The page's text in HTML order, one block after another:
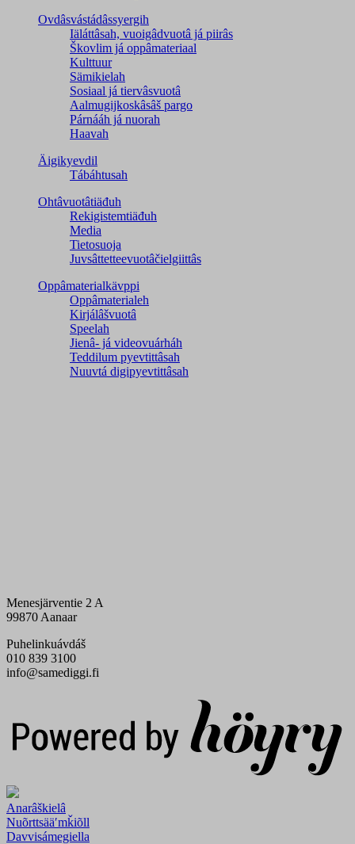
Ovdâsvástádâssyergih
Iäláttâsah, vuoigâdvuotâ já piirâs
Škovlim já oppâmateriaal
Kulttuur
Sämikielah
Sosiaal já tiervâsvuotâ
Aalmugijkoskâsâš pargo
Párnááh já nuorah
Haavah
Äigikyevdil
Tábáhtusah
Ohtâvuotâtiäđuh
Rekigistemtiäđuh
Media
Tietosuoja
Juvsâttetteevuotâčielgiittâs
Oppâmaterialkävppi
Oppâmaterialeh
Kirjálâšvuotâ
Speelah
Jienâ- já videovuárháh
Teddilum pyevtittâsah
Nuuvtá digipyevtittâsah
Menesjärventie 2 A
99870 Aanaar
Puhelinkuávdáš
010 839 3100
info@samediggi.fi
Anarâškielâ
Nuõrttsääʹmǩiõll
Davvisámegiella